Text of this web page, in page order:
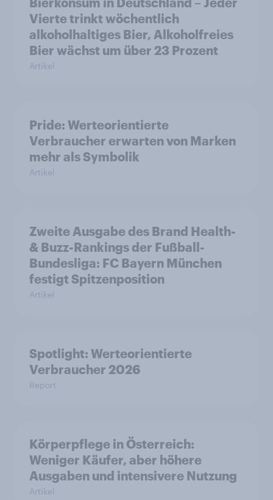
Vierte trinkt wöchentlich
alkoholhaltiges Bier, Alkoholfreies
Bier wächst um über 23 Prozent
Artikel
Pride: Werteorientierte
Verbraucher erwarten von Marken
mehr als Symbolik
Artikel
Zweite Ausgabe des Brand Health-
& Buzz-Rankings der Fußball-
Bundesliga: FC Bayern München
festigt Spitzenposition
Artikel
Spotlight: Werteorientierte
Verbraucher 2026
Report
Körperpflege in Österreich:
Weniger Käufer, aber höhere
Ausgaben und intensivere Nutzung
Artikel